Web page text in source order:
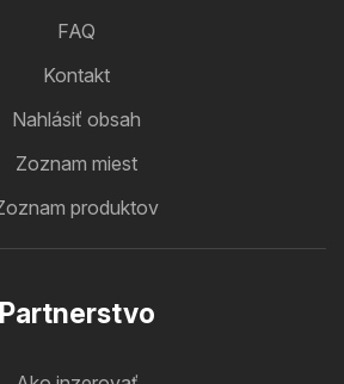
FAQ
Kontakt
Nahlásiť obsah
Zoznam miest
produktov
Partnerstvo